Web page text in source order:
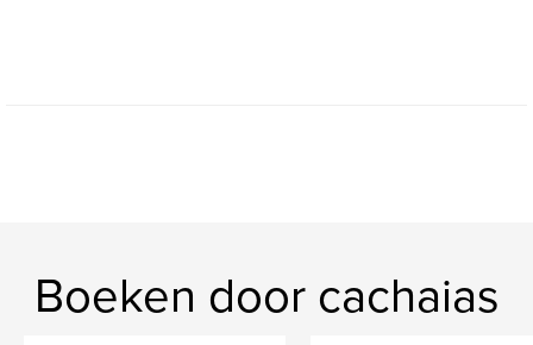
Boeken door cachaias